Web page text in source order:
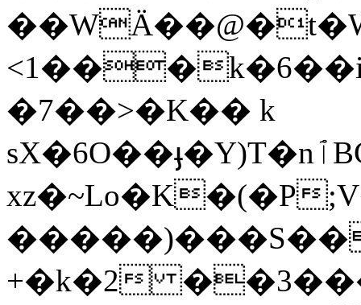
�7��>�K�� k
sX�6O��ֈ�Y)T�nٱBC���ʞ�I���Z,�9L'�le"���kyUE��F%����n*�S"Fao���~
xz�~Lo�K�(�P
+�k�2